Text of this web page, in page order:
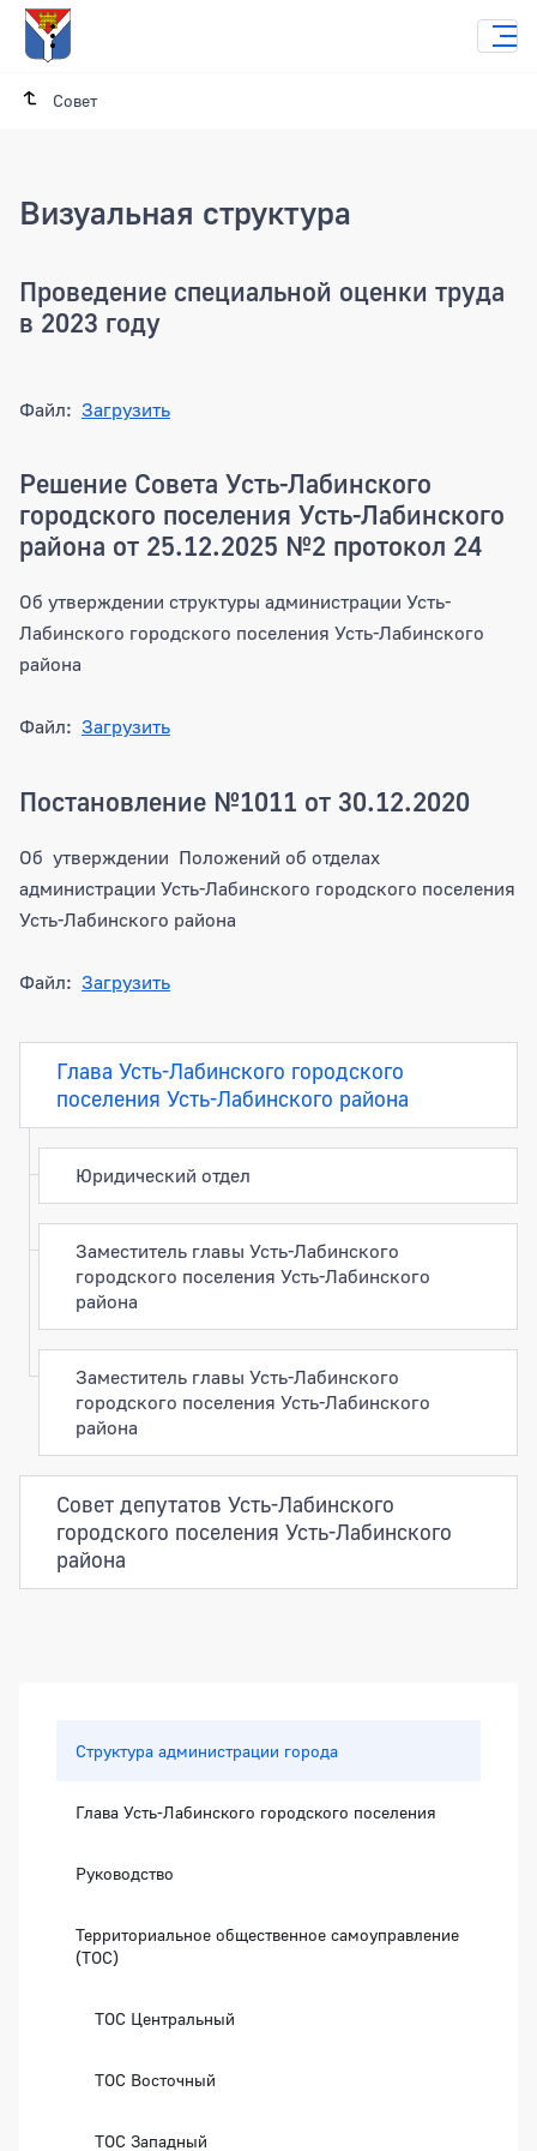
Совет
Визуальная структура
Проведение специальной оценки труда
в 2023 году
Файл: Загрузить
Решение Совета Усть-Лабинского
городского поселения Усть-Лабинского
района от 25.12.2025 №2 протокол 24
Об утверждении структуры администрации Усть-
Лабинского городского поселения Усть-Лабинского
района
Файл: Загрузить
Постановление №1011 от 30.12.2020
Об утверждении Положений об отделах
администрации Усть-Лабинского городского поселения
Усть-Лабинского района
Файл: Загрузить
Подразделения
Глава Усть-Лабинского городского
поселения Усть-Лабинского района
Юридический отдел
Заместитель главы Усть-Лабинского
городского поселения Усть-Лабинского
района
Заместитель главы Усть-Лабинского
городского поселения Усть-Лабинского
района
Совет депутатов Усть-Лабинского
городского поселения Усть-Лабинского
района
Структура администрации города
Глава Усть-Лабинского городского поселения
Руководство
Территориальное общественное самоуправление
(ТОС)
ТОС Центральный
ТОС Восточный
ТОС Западный